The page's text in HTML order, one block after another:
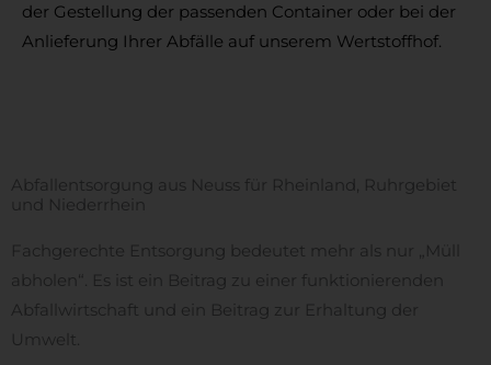
der Gestellung der passenden Container oder bei der
Anlieferung Ihrer Abfälle auf unserem Wertstoffhof.
Abfallentsorgung aus Neuss für Rheinland, Ruhrgebiet
und Niederrhein​
Fachgerechte Entsorgung bedeutet mehr als nur „Müll
abholen“. Es ist ein Beitrag zu einer funktionierenden
Abfallwirtschaft und ein Beitrag zur Erhaltung der
Umwelt.